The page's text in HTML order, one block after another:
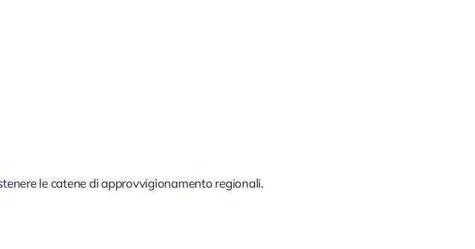
le catene di approvvigionamento regionali.